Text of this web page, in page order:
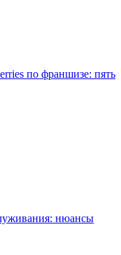
по франшизе: пять
нюансы